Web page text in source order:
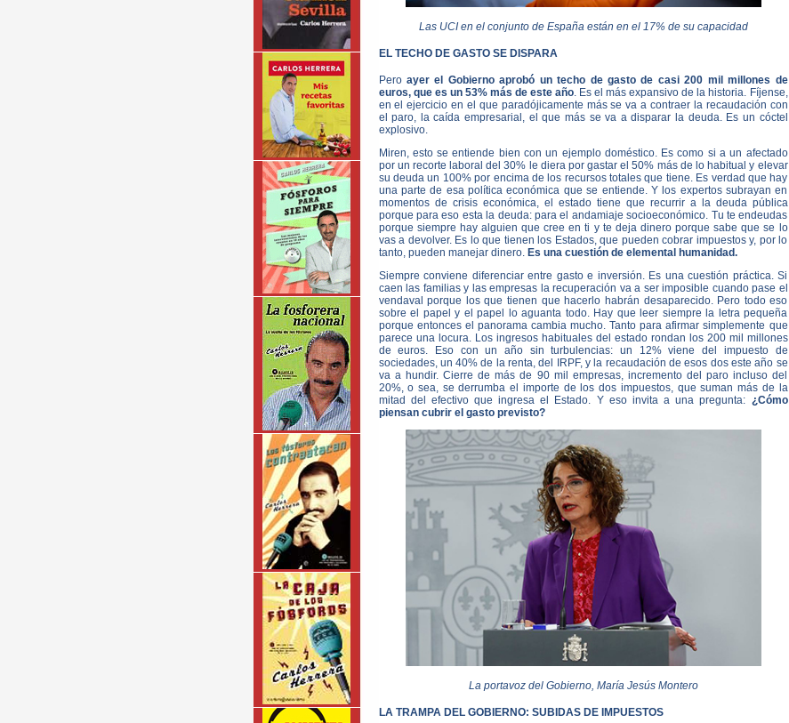
Las UCI en el conjunto de España están en el 17% de su capacidad
EL TECHO DE GASTO SE DISPARA
Pero ayer el Gobierno aprobó un techo de gasto de casi 200 mil millones de
euros, que es un 53% más de este año. Es el más expansivo de la historia. Fíjense,
en el ejercicio en el que paradójicamente más se va a contraer la recaudación con
el paro, la caída empresarial, el que más se va a disparar la deuda. Es un cóctel
explosivo.
Miren, esto se entiende bien con un ejemplo doméstico. Es como si a un afectado
por un recorte laboral del 30% le diera por gastar el 50% más de lo habitual y elevar
su deuda un 100% por encima de los recursos totales que tiene. Es verdad que hay
una parte de esa política económica que se entiende. Y los expertos subrayan en
momentos de crisis económica, el estado tiene que recurrir a la deuda pública
porque para eso esta la deuda: para el andamiaje socioeconómico. Tu te endeudas
porque siempre hay alguien que cree en ti y te deja dinero porque sabe que se lo
vas a devolver. Es lo que tienen los Estados, que pueden cobrar impuestos y, por lo
tanto, pueden manejar dinero. Es una cuestión de elemental humanidad.
Siempre conviene diferenciar entre gasto e inversión. Es una cuestión práctica. Si
caen las familias y las empresas la recuperación va a ser imposible cuando pase el
vendaval porque los que tienen que hacerlo habrán desaparecido. Pero todo eso
sobre el papel y el papel lo aguanta todo. Hay que leer siempre la letra pequeña
porque entonces el panorama cambia mucho. Tanto para afirmar simplemente que
parece una locura. Los ingresos habituales del estado rondan los 200 mil millones
de euros. Eso con un año sin turbulencias: un 12% viene del impuesto de
sociedades, un 40% de la renta, del IRPF, y la recaudación de esos dos este año se
va a hundir. Cierre de más de 90 mil empresas, incremento del paro incluso del
20%, o sea, se derrumba el importe de los dos impuestos, que suman más de la
mitad del efectivo que ingresa el Estado. Y eso invita a una pregunta: ¿Cómo
piensan cubrir el gasto previsto?
La portavoz del Gobierno, María Jesús Montero
LA TRAMPA DEL GOBIERNO: SUBIDAS DE IMPUESTOS